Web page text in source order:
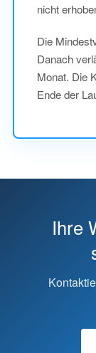
nicht
Die
Danach
Monat. Die
Ende der
Ihre